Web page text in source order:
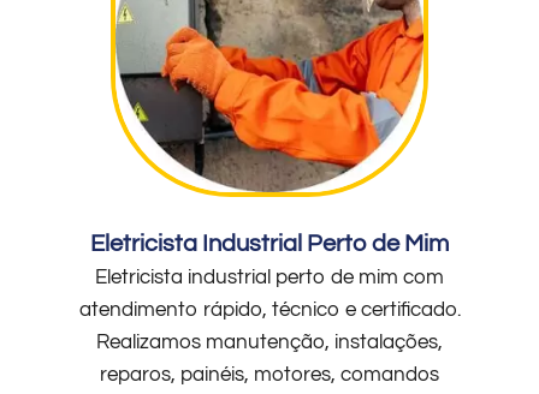
Eletricista Industrial Perto de Mim
Eletricista industrial perto de mim com
atendimento rápido, técnico e certificado.
Realizamos manutenção, instalações,
reparos, painéis, motores, comandos